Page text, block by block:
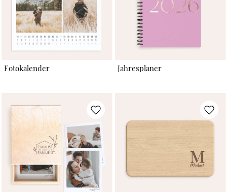
Fotokalender Jahresplaner